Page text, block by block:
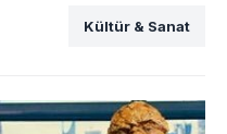
Kültür & Sanat